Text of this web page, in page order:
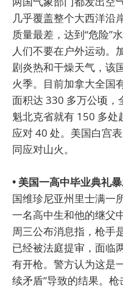
几乎覆盖整个大西洋沿
质量最差，达到“危险”
人们不要在户外运动。
剧炎热和干燥天气，该
火季。目前加拿大全国
面积达 330 多万公顷，
魁北克省就有 150 多处
应对 40 处。美国白宫
同应对山火。
• 美国一高中毕业典礼
国维珍尼亚州里士满一
一名高中生和他的继父
周三公布消息指，枪手
已经被法庭提审，面临
有开枪。警方认为这是
续矛盾”导致的结果。